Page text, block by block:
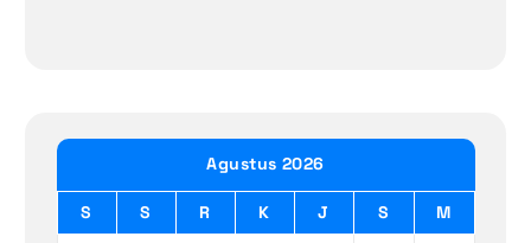
Agustus 2026
S S R K J S
M